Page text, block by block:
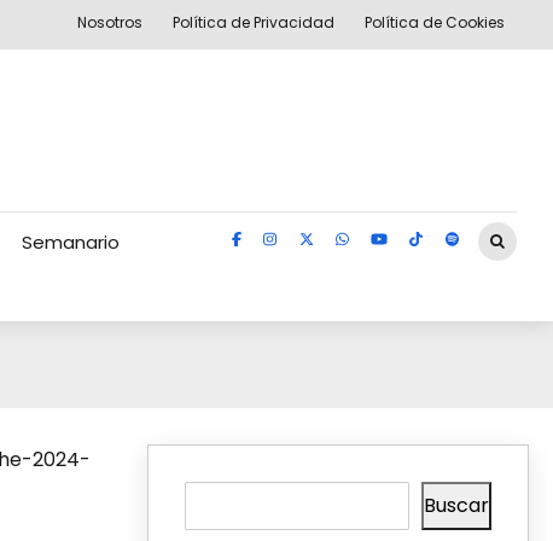
Nosotros Política de Privacidad Política de Cookies
Semanario
Buscar